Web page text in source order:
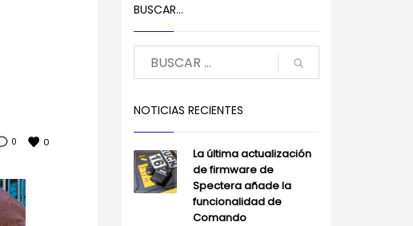
0 0
BUSCAR…
NOTICIAS RECIENTES
La última actualización
de firmware de
Spectera añade la
funcionalidad de
Comando